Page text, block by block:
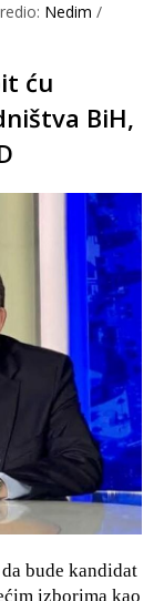
Nedim /
ću
BiH,
bude kandidat
izborima kao